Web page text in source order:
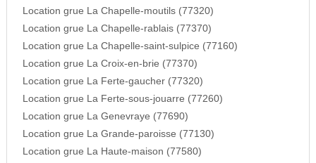
Location grue La Chapelle-moutils (77320)
Location grue La Chapelle-rablais (77370)
Location grue La Chapelle-saint-sulpice (77160)
Location grue La Croix-en-brie (77370)
Location grue La Ferte-gaucher (77320)
Location grue La Ferte-sous-jouarre (77260)
Location grue La Genevraye (77690)
Location grue La Grande-paroisse (77130)
Location grue La Haute-maison (77580)